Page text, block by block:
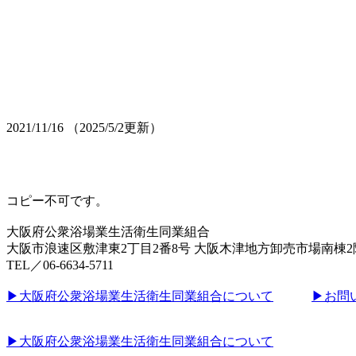
2021/11/16
（2025/5/2更新）
コピー不可です。
大阪府公衆浴場業生活衛生同業組合
大阪市浪速区敷津東2丁目2番8号 大阪木津地方卸売市場南棟2
TEL／06-6634-5711
▶︎大阪府公衆浴場業生活衛生同業組合について ▶︎お問
▶︎大阪府公衆浴場業生活衛生同業組合について